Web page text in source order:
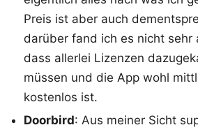
Preis ist aber auch
darüber fand ich es nicht sehr
dass allerlei Lizenzen
müssen und die App wohl
kostenlos ist.
Doorbird: Aus meiner Sicht